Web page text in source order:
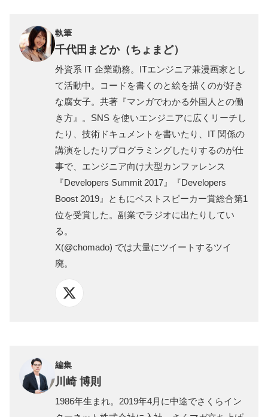
執筆
千代田まどか（ちょまど）
外資系 IT 企業勤務。ITエンジニア兼漫画家とし
て活動中。コードを書くのと絵を描くのが好き
な腐女子。共著『マンガでわかる外国人との働
き方』。SNS を使いエンジニアに広くリーチし
たり、技術ドキュメントを書いたり、IT 関係の
講演をしたりプログラミングしたりするのが仕
事で、エンジニア向け大型カンファレンス
『Developers Summit 2017』『Developers
Boost 2019』ともにベストスピーカー賞総合第1
位を受賞した。副業でラジオに出たりしてい
る。
X(@chomado) では大量にツイートするツイ
廃。
編集
川崎 博則
1986年生まれ。2019年4月に中途でさくらイン